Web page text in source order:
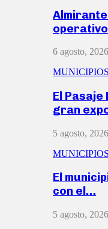
6 agosto, 2026
MUNICIPIOS
El
gran
5 agosto, 2026
MUNICIPIOS
El
con el…
5 agosto, 2026